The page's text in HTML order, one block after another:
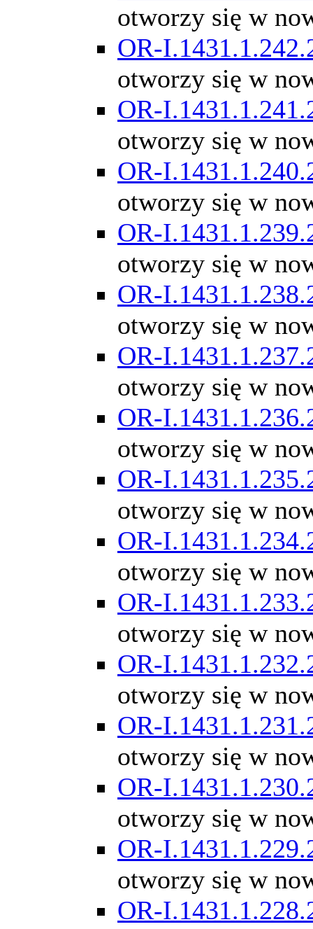
otworzy się w
OR-
otworzy się w
OR-
otworzy się w
OR-
otworzy się w
OR-
otworzy się w
OR-
otworzy się w
OR-
otworzy się w
OR-
otworzy się w
OR-
otworzy się w
OR-
otworzy się w
OR-
otworzy się w
OR-
otworzy się w
OR-
otworzy się w
OR-
otworzy się w
OR-
otworzy się w
OR-